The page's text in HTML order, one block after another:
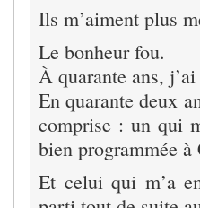
Ils m’aiment plus
Le bonheur fou.
À quarante ans,
En quarante deux
comprise : un qui
bien programmée à
Et celui qui m’a